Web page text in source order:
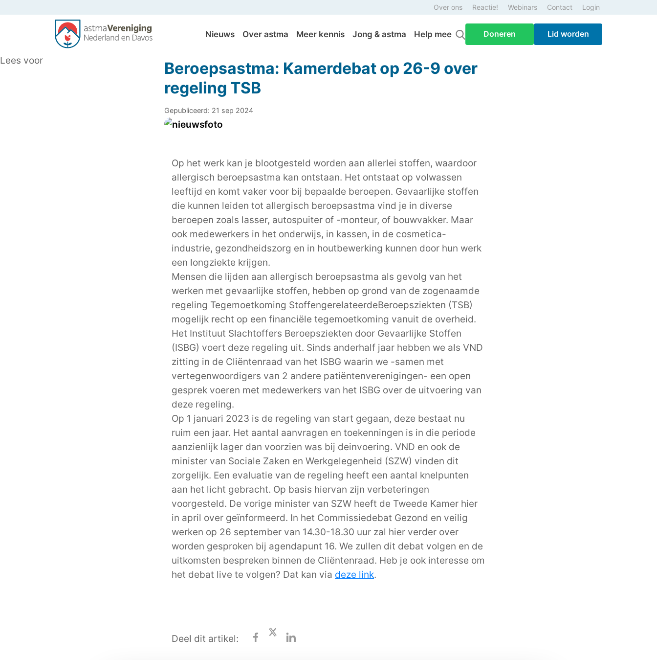
Over ons Reactie! Webinars Contact Login
Nieuws Over astma Meer kennis Jong & astma Help mee Doneren Lid worden
Lees voor
Beroepsastma: Kamerdebat op 26-9 over
regeling TSB
Gepubliceerd: 21 sep 2024
Op het werk kan je blootgesteld worden aan allerlei stoffen, waardoor
allergisch beroepsastma kan ontstaan. Het ontstaat op volwassen
leeftijd en komt vaker voor bij bepaalde beroepen. Gevaarlijke stoffen
die kunnen leiden tot allergisch beroepsastma vind je in diverse
beroepen zoals lasser, autospuiter of -monteur, of bouwvakker. Maar
ook medewerkers in het onderwijs, in kassen, in de cosmetica-
industrie, gezondheidszorg en in hout­bewerking kunnen door hun werk
een longziekte krijgen.
Mensen die lijden aan allergisch beroepsastma als gevolg van het
werken met gevaarlijke stoffen, hebben op grond van de zogenaamde
regeling Tegemoetkoming StoffengerelateerdeBeroepsziekten (TSB)
mogelijk recht op een financiële tegemoetkoming vanuit de overheid.
Het Instituut Slachtoffers Beroepsziekten door Gevaarlijke Stoffen
(ISBG) voert deze regeling uit. Sinds anderhalf jaar hebben we als VND
zitting in de Cliëntenraad van het ISBG waarin we -samen met
vertegenwoordigers van 2 andere patiëntenverenigingen- een open
gesprek voeren met medewerkers van het ISBG over de uitvoering van
deze regeling.
Op 1 januari 2023 is de regeling van start gegaan, deze bestaat nu
ruim een jaar. Het aantal aanvragen en toekenningen is in die periode
aanzienlijk lager dan voorzien was bij deinvoering. VND en ook de
minister van Sociale Zaken en Werkgelegenheid (SZW) vinden dit
zorgelijk. Een evaluatie van de regeling heeft een aantal knelpunten
aan het licht gebracht. Op basis hiervan zijn verbeteringen
voorgesteld. De vorige minister van SZW heeft de Tweede Kamer hier
in april over geïnformeerd. In het Commissiedebat Gezond en veilig
werken op 26 september van 14.30-18.30 uur zal hier verder over
worden gesproken bij agendapunt 16. We zullen dit debat volgen en de
uitkomsten bespreken binnen de Cliëntenraad. Heb je ook interesse om
het debat live te volgen? Dat kan via deze link.
Deel dit artikel: